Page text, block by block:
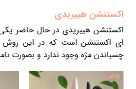
اکستنشن هیبریدی
اکستنشن هیبریدی در حال حاضر یکی
ای اکستنشن است که در این
چسباندن مژه وجود ندارد و بصورت